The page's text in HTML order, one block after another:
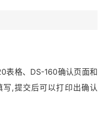
表格、DS-160确认页面和
写,提交后可以打印出确认